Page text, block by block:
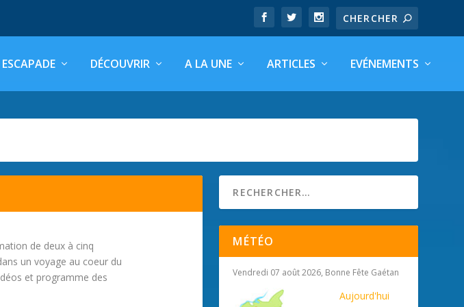
ESCAPADE DÉCOUVRIR A LA UNE ARTICLES EVÉNEMENTS
de deux à cinq
un voyage au coeur du
et programme des
MÉTÉO
Vendredi 07 août 2026, Bonne Fête Gaétan
Aujourd'hui